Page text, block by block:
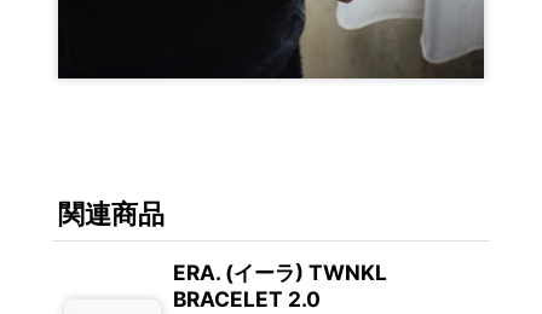
関連商品
ERA. (イーラ) TWNKL
BRACELET 2.0